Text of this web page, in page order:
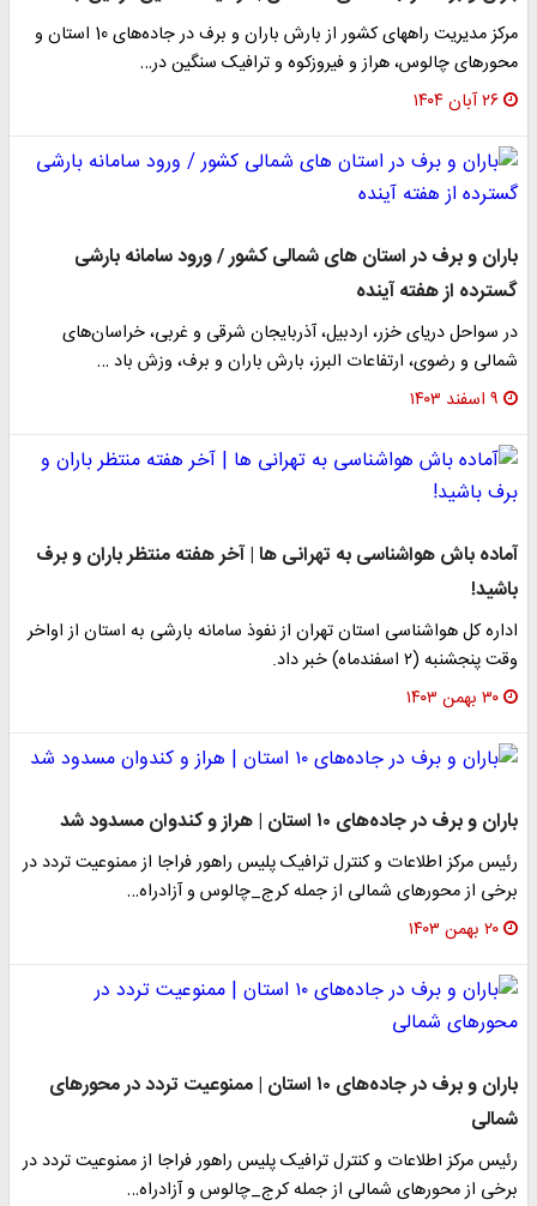
مرکز مدیریت راههای کشور از بارش باران و برف در جاده‌‌های 10 استان و
محورهای چالوس، هراز و فیروزکوه و ترافیک سنگین در…
۲۶ آبان ۱۴۰۴
باران و برف در استان های شمالی کشور / ورود سامانه بارشی
گسترده از هفته آینده
در سواحل دریای خزر، اردبیل، آذربایجان شرقی و غربی، خراسان‌های
شمالی و رضوی، ارتفاعات البرز، بارش باران و برف، وزش باد …
۹ اسفند ۱۴۰۳
آماده باش هواشناسی به تهرانی ها | آخر هفته منتظر باران و برف
باشید!
اداره کل هواشناسی استان تهران از نفوذ سامانه بارشی به استان از اواخر
وقت پنجشنبه (۲ اسفندماه) خبر داد.
۳۰ بهمن ۱۴۰۳
باران و برف در جاده‌های ۱۰ استان | هراز و کندوان مسدود شد
رئیس مرکز اطلاعات و کنترل ترافیک پلیس راهور فراجا از ممنوعیت تردد در
برخی از محورهای شمالی از جمله کرج_چالوس و آزادراه…
۲۰ بهمن ۱۴۰۳
باران و برف در جاده‌های ۱۰ استان | ممنوعیت تردد در محورهای
شمالی
رئیس مرکز اطلاعات و کنترل ترافیک پلیس راهور فراجا از ممنوعیت تردد در
برخی از محورهای شمالی از جمله کرج_چالوس و آزادراه…